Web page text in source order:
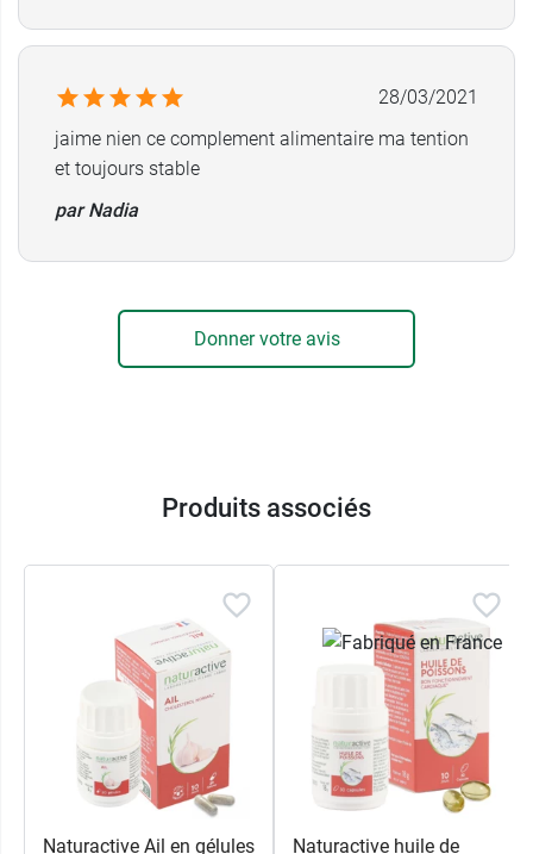
28/03/2021
jaime nien ce complement alimentaire ma tention
et toujours stable
par Nadia
Donner votre avis
Produits associés
Naturactive Ail en gélules Naturactive huile de